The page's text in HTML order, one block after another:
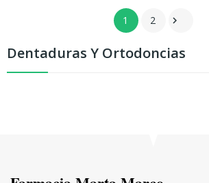
Dentaduras Y Ortodoncias
1 2 